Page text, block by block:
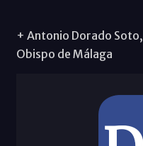
+ Antonio Dorado Soto,
Obispo de Málaga